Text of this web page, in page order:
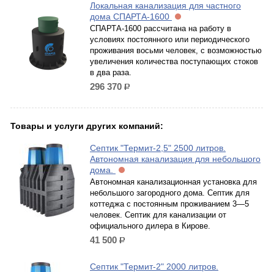
Локальная канализация для частного
дома СПАРТА-1600
СПАРТА-1600 рассчитана на работу в
условиях постоянного или периодического
проживания восьми человек, с возможностью
увеличения количества поступающих стоков
в два раза.
296 370 р.
Товары и услуги других компаний:
Септик "Термит-2,5" 2500 литров.
Автономная канализация для небольшого
дома.
Автономная канализационная установка для
небольшого загородного дома. Септик для
коттеджа с постоянным проживанием 3—5
человек. Септик для канализации от
официального дилера в Кирове.
41 500 р.
Септик "Термит-2" 2000 литров.